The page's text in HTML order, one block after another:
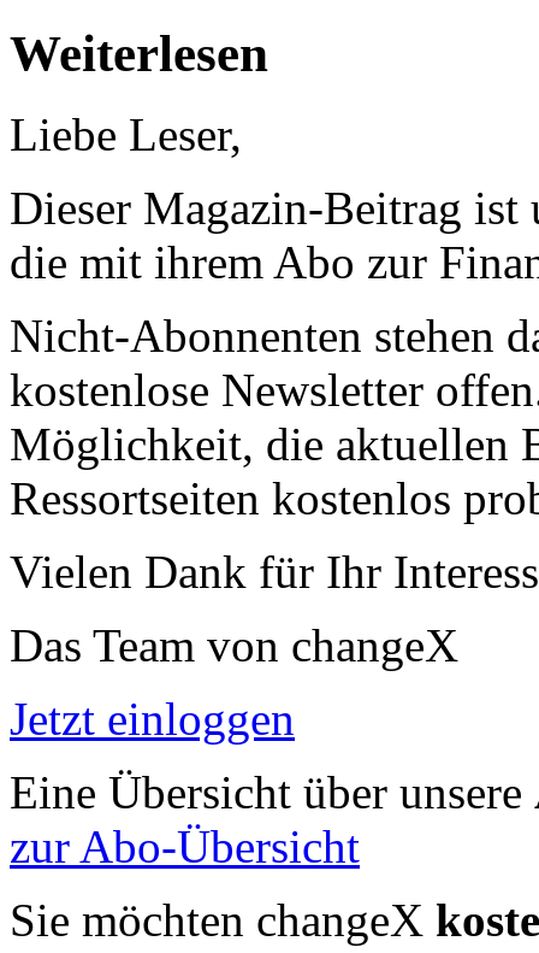
Weiterlesen
Liebe Leser,
Dieser Magazin-Beitrag ist
die mit ihrem Abo zur
Nicht-Abonnenten stehen
kostenlose Newsletter
Möglichkeit, die aktuellen
Ressortseiten kostenlos
Vielen Dank für Ihr
Das Team von changeX
Jetzt einloggen
Eine Übersicht über unsere
zur Abo-Übersicht
Sie möchten changeX